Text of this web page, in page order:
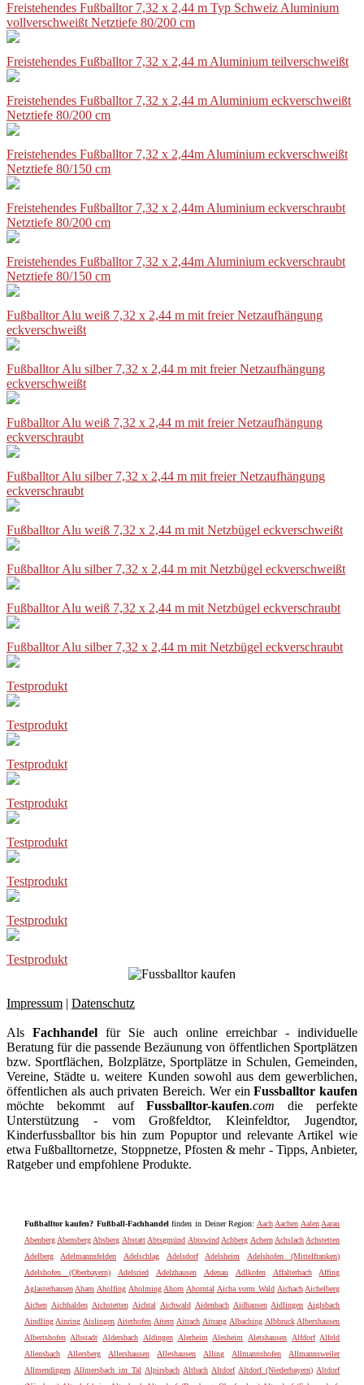
Freistehendes Fußballtor 7,32 x 2,44 m Typ Schweiz Aluminium
vollverschweißt Netztiefe 80/200 cm
Freistehendes Fußballtor 7,32 x 2,44 m Aluminium teilverschweißt
Freistehendes Fußballtor 7,32 x 2,44 m Aluminium eckverschweißt
Netztiefe 80/200 cm
Freistehendes Fußballtor 7,32 x 2,44m Aluminium eckverschweißt
Netztiefe 80/150 cm
Freistehendes Fußballtor 7,32 x 2,44m Aluminium eckverschraubt
Netztiefe 80/200 cm
Freistehendes Fußballtor 7,32 x 2,44m Aluminium eckverschraubt
Netztiefe 80/150 cm
Fußballtor Alu weiß 7,32 x 2,44 m mit freier Netzaufhängung
eckverschweißt
Fußballtor Alu silber 7,32 x 2,44 m mit freier Netzaufhängung
eckverschweißt
Fußballtor Alu weiß 7,32 x 2,44 m mit freier Netzaufhängung
eckverschraubt
Fußballtor Alu silber 7,32 x 2,44 m mit freier Netzaufhängung
eckverschraubt
Fußballtor Alu weiß 7,32 x 2,44 m mit Netzbügel eckverschweißt
Fußballtor Alu silber 7,32 x 2,44 m mit Netzbügel eckverschweißt
Fußballtor Alu weiß 7,32 x 2,44 m mit Netzbügel eckverschraubt
Fußballtor Alu silber 7,32 x 2,44 m mit Netzbügel eckverschraubt
Testprodukt
Testprodukt
Testprodukt
Testprodukt
Testprodukt
Testprodukt
Testprodukt
Testprodukt
Impressum | Datenschutz
AlsFachhandel für Sie auch online erreichbar - individuelle
Beratung für die passende Bezäunung von öffentlichen Sportplätzen
bzw. Sportflächen, Bolzplätze, Sportplätze in Schulen, Gemeinden,
Vereine, Städte u. weitere Kunden sowohl aus dem gewerblichen,
öffentlichen als auch privaten Bereich. Wer einFussballtor kaufen
möchte bekommt aufFussballtor-kaufen.com die perfekte
Unterstützung - vom Großfeldtor, Kleinfeldtor, Jugendtor,
Kinderfussballtor bis hin zum Popuptor und relevante Artikel wie
etwa Fußballtornetze, Stoppnetze, Pfosten & mehr - Tipps, Anbieter,
Ratgeber und empfohlene Produkte.
Fußballtor kaufen? Fußball-Fachhandelfinden in Deiner Region: Aach Aachen Aalen Aarau
Abenberg Abensberg Absberg Abstatt Abtsgmünd Abtswind Achberg Achern Achslach Achstetten
Adelberg
Adelmannsfelden Adelschlag Adelsdorf Adelsheim
Adelshofen (Mittelfranken)
Adelshofen (Oberbayern)
Adelsried Adelzhausen Adenau Adlkofen Affalterbach
Affing
Aglasterhausen Aham Aholfing Aholming Ahorn Ahorntal Aicha vorm Wald Aichach Aichelberg
Aichen Aichhalden Aichstetten Aichtal Aichwald Aidenbach Aidhausen Aidlingen Aiglsbach
Aindling Ainring Aislingen Aiterhofen Aitern Aitrach Aitrang Albaching Albbruck Albershausen
Albertshofen Albstadt Aldersbach Aldingen Alerheim Alesheim Aletshausen Alfdorf Alfeld
Allensbach
Allersberg Allershausen Alleshausen Alling Allmannshofen
Allmannsweiler
Allmendingen Allmersbach im Tal Alpirsbach Altbach Altdorf Altdorf (Niederbayern) Altdorf